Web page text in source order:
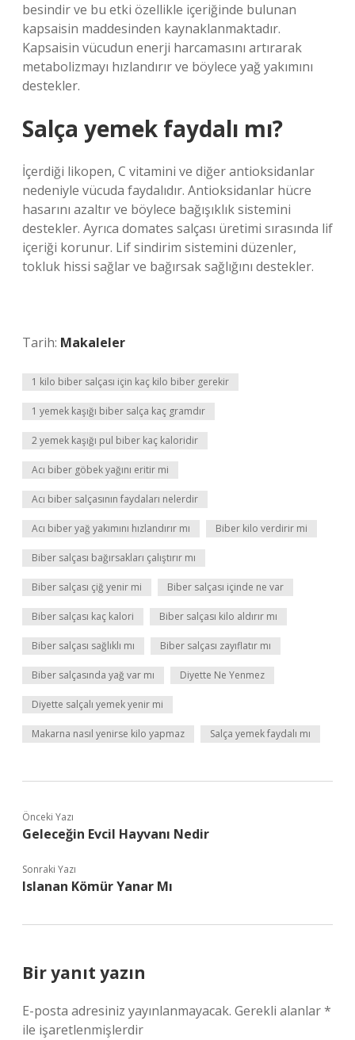
besindir ve bu etki özellikle içeriğinde bulunan
kapsaisin maddesinden kaynaklanmaktadır.
Kapsaisin vücudun enerji harcamasını artırarak
metabolizmayı hızlandırır ve böylece yağ yakımını
destekler.
Salça yemek faydalı mı?
İçerdiği likopen, C vitamini ve diğer antioksidanlar
nedeniyle vücuda faydalıdır. Antioksidanlar hücre
hasarını azaltır ve böylece bağışıklık sistemini
destekler. Ayrıca domates salçası üretimi sırasında lif
içeriği korunur. Lif sindirim sistemini düzenler,
tokluk hissi sağlar ve bağırsak sağlığını destekler.
Tarih: Makaleler
1 kilo biber salçası için kaç kilo biber gerekir
1 yemek kaşığı biber salça kaç gramdır
2 yemek kaşığı pul biber kaç kaloridir
Acı biber göbek yağını eritir mi
Acı biber salçasının faydaları nelerdir
Acı biber yağ yakımını hızlandırır mı Biber kilo verdirir mi
Biber salçası bağırsakları çalıştırır mı
Biber salçası çiğ yenir mi Biber salçası içinde ne var
Biber salçası kaç kalori Biber salçası kilo aldırır mı
Biber salçası sağlıklı mı Biber salçası zayıflatır mı
Biber salçasında yağ var mı Diyette Ne Yenmez
Diyette salçalı yemek yenir mi
Makarna nasıl yenirse kilo yapmaz Salça yemek faydalı mı
Önceki Yazı
Geleceğin Evcil Hayvanı Nedir
Sonraki Yazı
Islanan Kömür Yanar Mı
Bir yanıt yazın
E-posta adresiniz yayınlanmayacak. Gerekli alanlar*
ile işaretlenmişlerdir